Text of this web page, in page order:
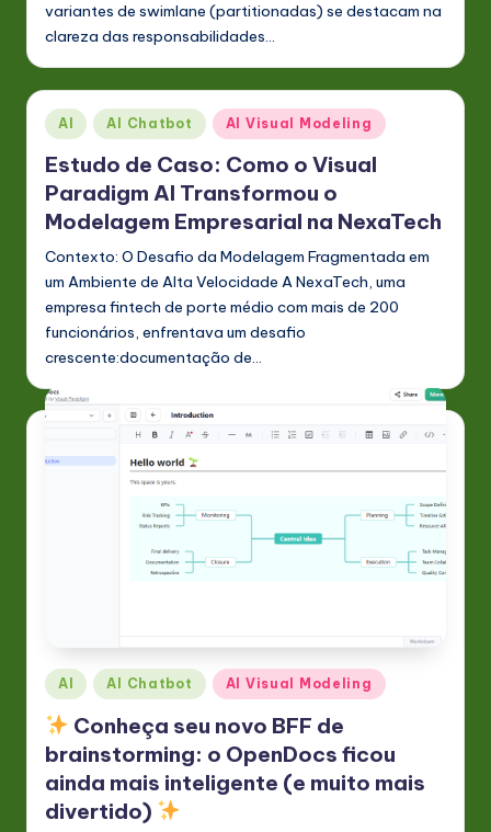
a
e
s
t
in
A
&
S
o
ft
w
o
v
a
ti
o
variantes de swimlane (partitionadas) se destacam na
clareza das responsabilidades…
Posted
in
AI AI Chatbot AI Visual Modeling
Estudo de Caso: Como o Visual
Paradigm AI Transformou o
Modelagem Empresarial na NexaTech
Contexto: O Desafio da Modelagem Fragmentada em
um Ambiente de Alta Velocidade A NexaTech, uma
empresa fintech de porte médio com mais de 200
funcionários, enfrentava um desafio
crescente:documentação de…
Posted
in
AI AI Chatbot AI Visual Modeling
Conheça seu novo BFF de
brainstorming: o OpenDocs ficou
ainda mais inteligente (e muito mais
divertido)